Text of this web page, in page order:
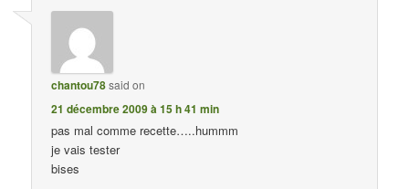
chantou78said on
21 décembre 2009 à 15 h 41 min
pas mal comme recette…..hummm
je vais tester
bises